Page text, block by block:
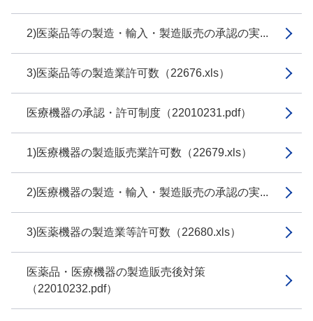
2)医薬品等の製造・輸入・製造販売の承認の実...
3)医薬品等の製造業許可数（22676.xls）
医療機器の承認・許可制度（22010231.pdf）
1)医療機器の製造販売業許可数（22679.xls）
2)医療機器の製造・輸入・製造販売の承認の実...
3)医薬機器の製造業等許可数（22680.xls）
医薬品・医療機器の製造販売後対策
（22010232.pdf）